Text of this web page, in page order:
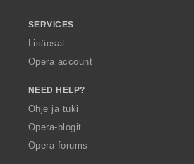
SERVICES
Lisäosat
Opera account
NEED HELP?
Ohje ja tuki
Opera-blogit
Opera forums